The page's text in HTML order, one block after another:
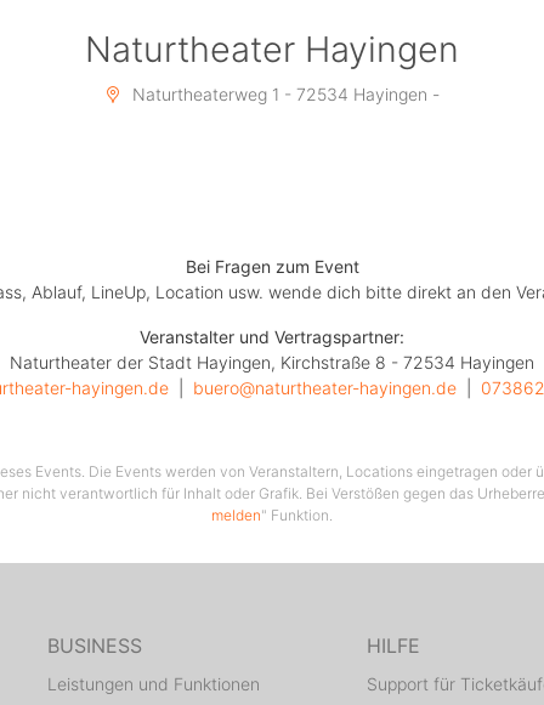
Halt vor Polizeikontrollen
Auch was es mit der
Sex in Schweden auf sich hat
unterhalten!
preisgekrönte Kabarettist und Comedian
kurzweiligen und pointenreichen Programm und schafft
einzigartige Verbindung und Nähe
wiederfinden wird……
Naturtheater Hayingen
Naturtheaterweg 1 - 72534 Hayingen -
Bei Fragen zum Event
Ablauf, LineUp, Location usw. wende dich bitte direkt an den
Veranstalter und Vertragspartner:
Naturtheater der Stadt Hayingen, Kirchstraße 8 - 72534 Hayingen
hayingen.de
buero@naturtheater-hayingen.de
Events. Die Events werden von Veranstaltern, Locations eingetragen oder
nicht verantwortlich für Inhalt oder Grafik. Bei Verstößen gegen das
melden" Funktion.
BUSINESS
Leistungen und Funktionen
HILFE
Support für